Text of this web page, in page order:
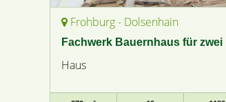
Frohburg - Dolsenhain
Fachwerk Bauernhaus für
Haus